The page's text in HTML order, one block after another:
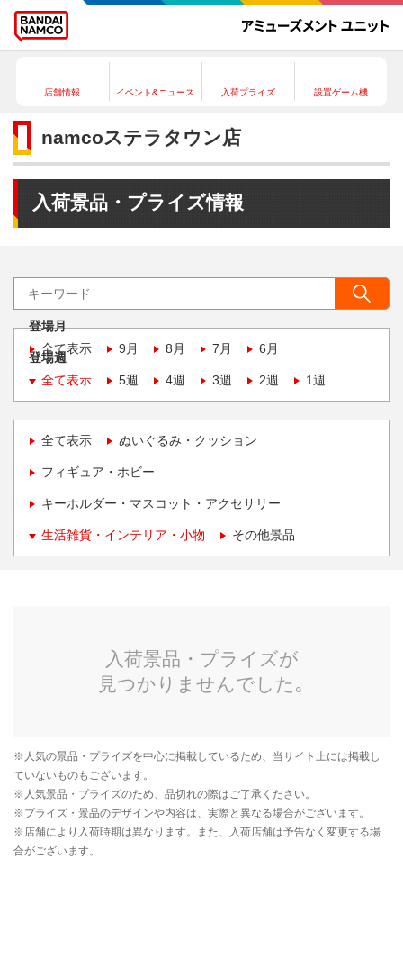
店舗情報 イベント&ニュース 入荷プライズ 設置ゲーム機
namcoステラタウン店
入荷景品・プライズ情報
登場月
全て表示
9月 8月 7月 6月
登場週
全て表示
5週 4週 3週 2週 1週
全て表示 ぬいぐるみ・クッション
フィギュア・ホビー
キーホルダー・マスコット・アクセサリー
生活雑貨・インテリア・小物 その他景品